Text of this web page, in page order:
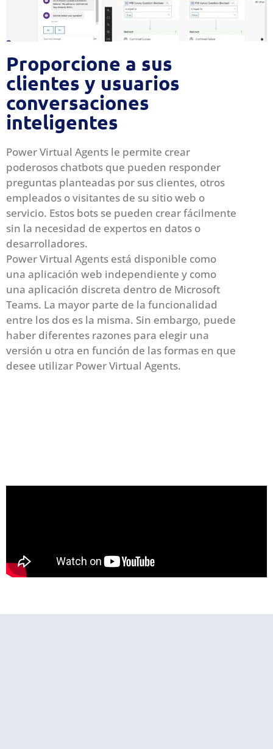
Proporcione a sus
clientes y usuarios
conversaciones
inteligentes
Power Virtual Agents le permite crear
poderosos chatbots que pueden responder
preguntas planteadas por sus clientes, otros
empleados o visitantes de su sitio web o
servicio. Estos bots se pueden crear fácilmente
sin la necesidad de expertos en datos o
desarrolladores.
Power Virtual Agents está disponible como
una aplicación web independiente y como
una aplicación discreta dentro de Microsoft
Teams. La mayor parte de la funcionalidad
entre los dos es la misma. Sin embargo, puede
haber diferentes razones para elegir una
versión u otra en función de las formas en que
desee utilizar Power Virtual Agents.